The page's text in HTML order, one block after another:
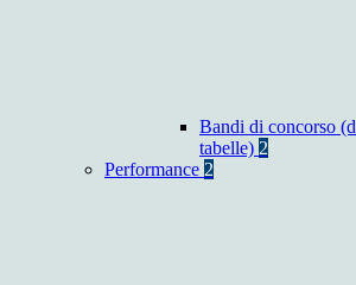
Bandi di concorso
tabelle) 2
Performance 2